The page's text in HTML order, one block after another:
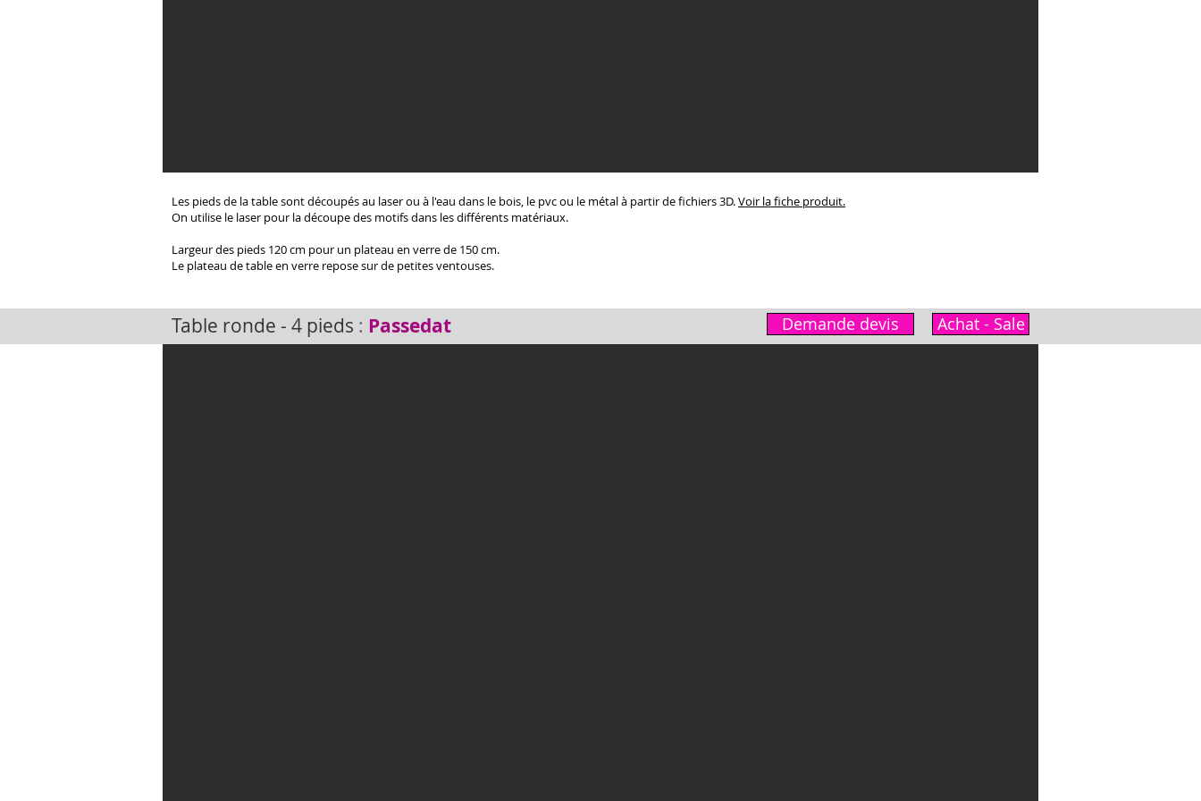
Les pieds de la table sont découpés au laser ou à l'eau dans le bois, le pvc ou le métal à partir de fichiers 3D.Voir la fiche produit.
On utilise le laser pour la découpe des motifs dans les différents matériaux.
Largeur des pieds 120 cm pour un plateau en verre de 150 cm.
Le plateau de table en verre repose sur de petites ventouses.
Table ronde - 4 pieds : Passedat Demande devis Achat - Sale